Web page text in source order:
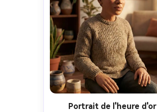
Portrait de l'heure d'or